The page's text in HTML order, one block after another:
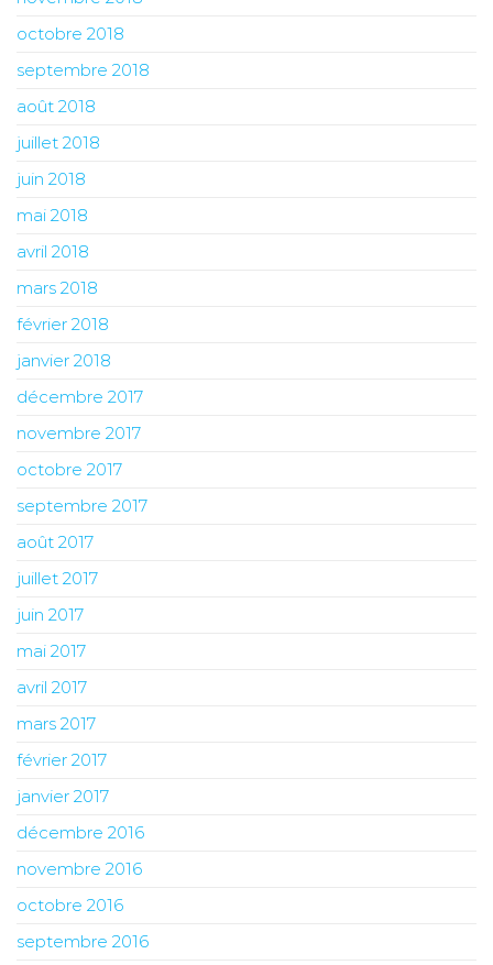
octobre 2018
septembre 2018
août 2018
juillet 2018
juin 2018
mai 2018
avril 2018
mars 2018
février 2018
janvier 2018
décembre 2017
novembre 2017
octobre 2017
septembre 2017
août 2017
juillet 2017
juin 2017
mai 2017
avril 2017
mars 2017
février 2017
janvier 2017
décembre 2016
novembre 2016
octobre 2016
septembre 2016